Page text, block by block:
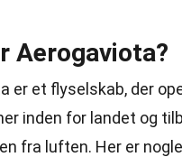
Aerogaviota?
er et flyselskab, der
inden for landet og
fra luften. Her er